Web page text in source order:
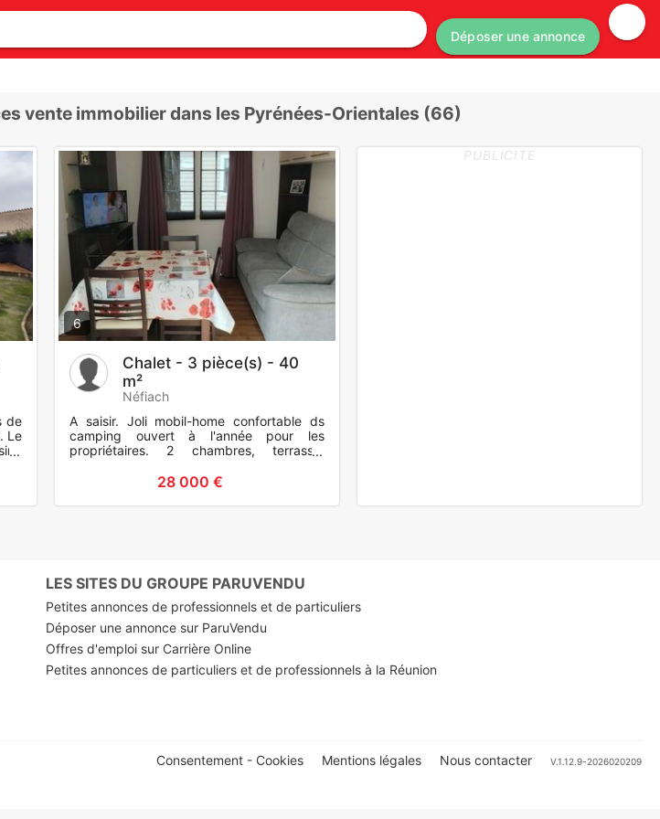
Déposer une annonce
vente immobilier dans les Pyrénées-Orientales (66)
de
Le
6
Chalet - 3 pièce(s) - 40
m²
Néfiach
A saisir. Joli mobil-home confortable ds
camping ouvert à l'année pour les
propriétaires. 2 chambres, terrasse,
cabanon.
28 000 €
PUBLICITE
LES SITES DU GROUPE PARUVENDU
Petites annonces de professionnels et de particuliers
Déposer une annonce sur ParuVendu
Offres d'emploi sur Carrière Online
Petites annonces de particuliers et de professionnels à la Réunion
Consentement - Cookies Mentions légales Nous contacter V.1.12.9-2026020209